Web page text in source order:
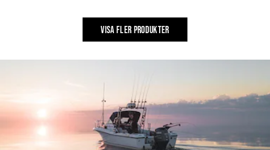
VISA FLER PRODUKTER